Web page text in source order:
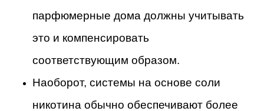
парфюмерные дома должны учитывать
это и компенсировать
соответствующим образом.
Наоборот, системы на основе соли
никотина обычно обеспечивают более